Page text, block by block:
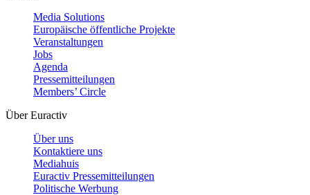
Media Solutions
Europäische öffentliche Projekte
Veranstaltungen
Jobs
Agenda
Pressemitteilungen
Members’ Circle
Über Euractiv
Über uns
Kontaktiere uns
Mediahuis
Euractiv Pressemitteilungen
Politische Werbung